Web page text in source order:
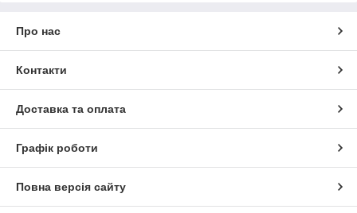
Про нас
Контакти
Доставка та оплата
Графік роботи
Повна версія сайту